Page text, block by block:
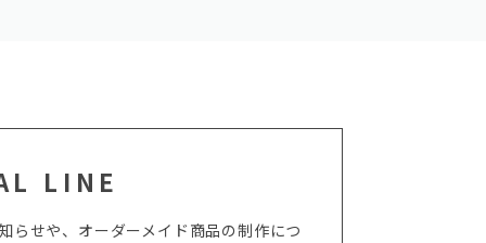
LINE
せや、オーダーメイド商品の制作につ